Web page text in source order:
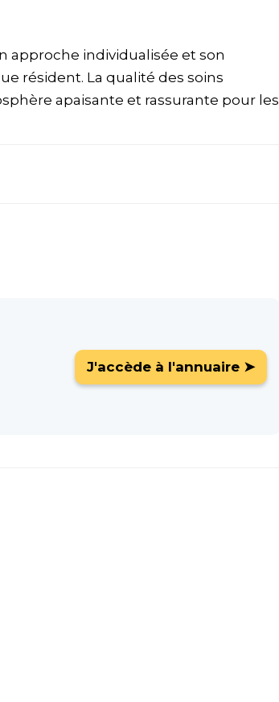
approche individualisée et son
résident. La qualité des soins
apaisante et rassurante pour les
J'accède à l'annuaire ➤